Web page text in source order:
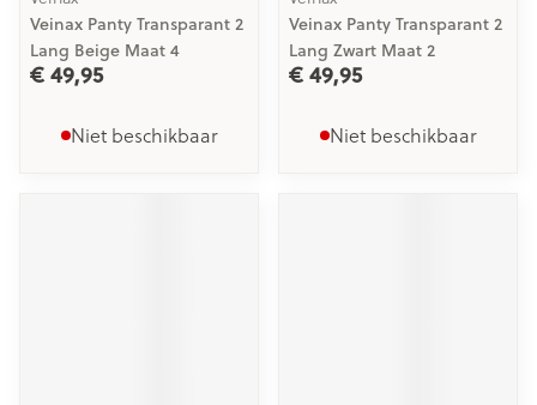
Veinax Panty Transparant 2
Lang Beige Maat 4
€ 49,95
Niet beschikbaar
Veinax Panty Transparant 2
Lang Zwart Maat 2
€ 49,95
Niet beschikbaar